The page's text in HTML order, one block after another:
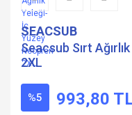
SEACSUB
Seacsub Sırt
2XL
%5 993,80